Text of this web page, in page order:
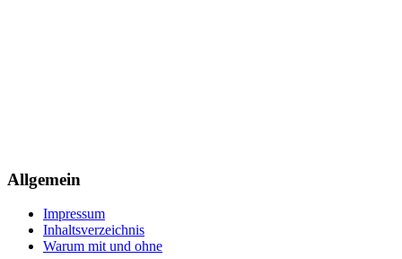
Allgemein
Impressum
Inhaltsverzeichnis
Warum mit und ohne